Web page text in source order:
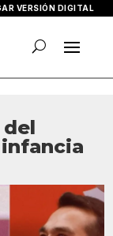
VERSIÓN DIGITAL
del